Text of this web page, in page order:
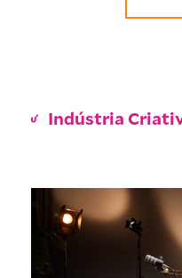
Indústria